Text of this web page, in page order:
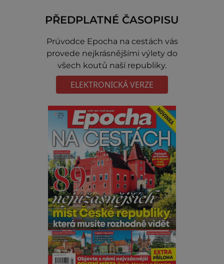
PŘEDPLATNÉ ČASOPISU
Prúvodce Epocha na cestách vás
provede nejkrásnějšími výlety do
všech koutů naší republiky.
ELEKTRONICKÁ VERZE